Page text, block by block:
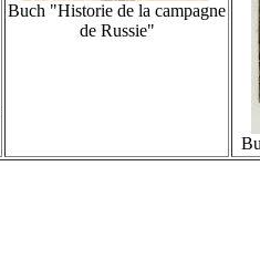
Buch "Historie de la campagne
de Russie"